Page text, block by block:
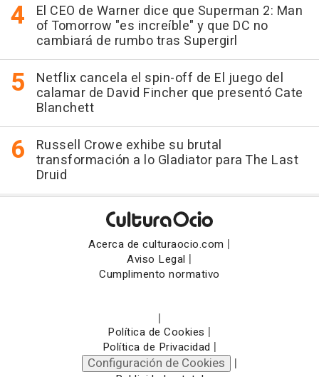
El CEO de Warner dice que Superman 2: Man
of Tomorrow "es increíble" y que DC no
cambiará de rumbo tras Supergirl
Netflix cancela el spin-off de El juego del
calamar de David Fincher que presentó Cate
Blanchett
Russell Crowe exhibe su brutal
transformación a lo Gladiator para The Last
Druid
Acerca de culturaocio.com |
Aviso Legal |
Cumplimento normativo
|
Política de Cookies |
Política de Privacidad |
Configuración de Cookies |